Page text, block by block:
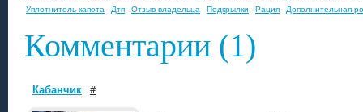
Уплотнитель капота Дтп Отзыв владельца Подкрылки Рация Дополнительная
Комментарии (1)
Кабанчик #